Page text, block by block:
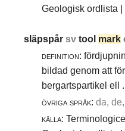
Geologisk ordlista |
släpspårsvtool mark
definition:
bildad genom att
bergartspartikel ell
övriga språk: da,
källa: